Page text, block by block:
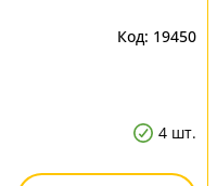
19450
4 шт.